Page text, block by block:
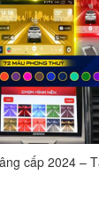
cấp 2024 –